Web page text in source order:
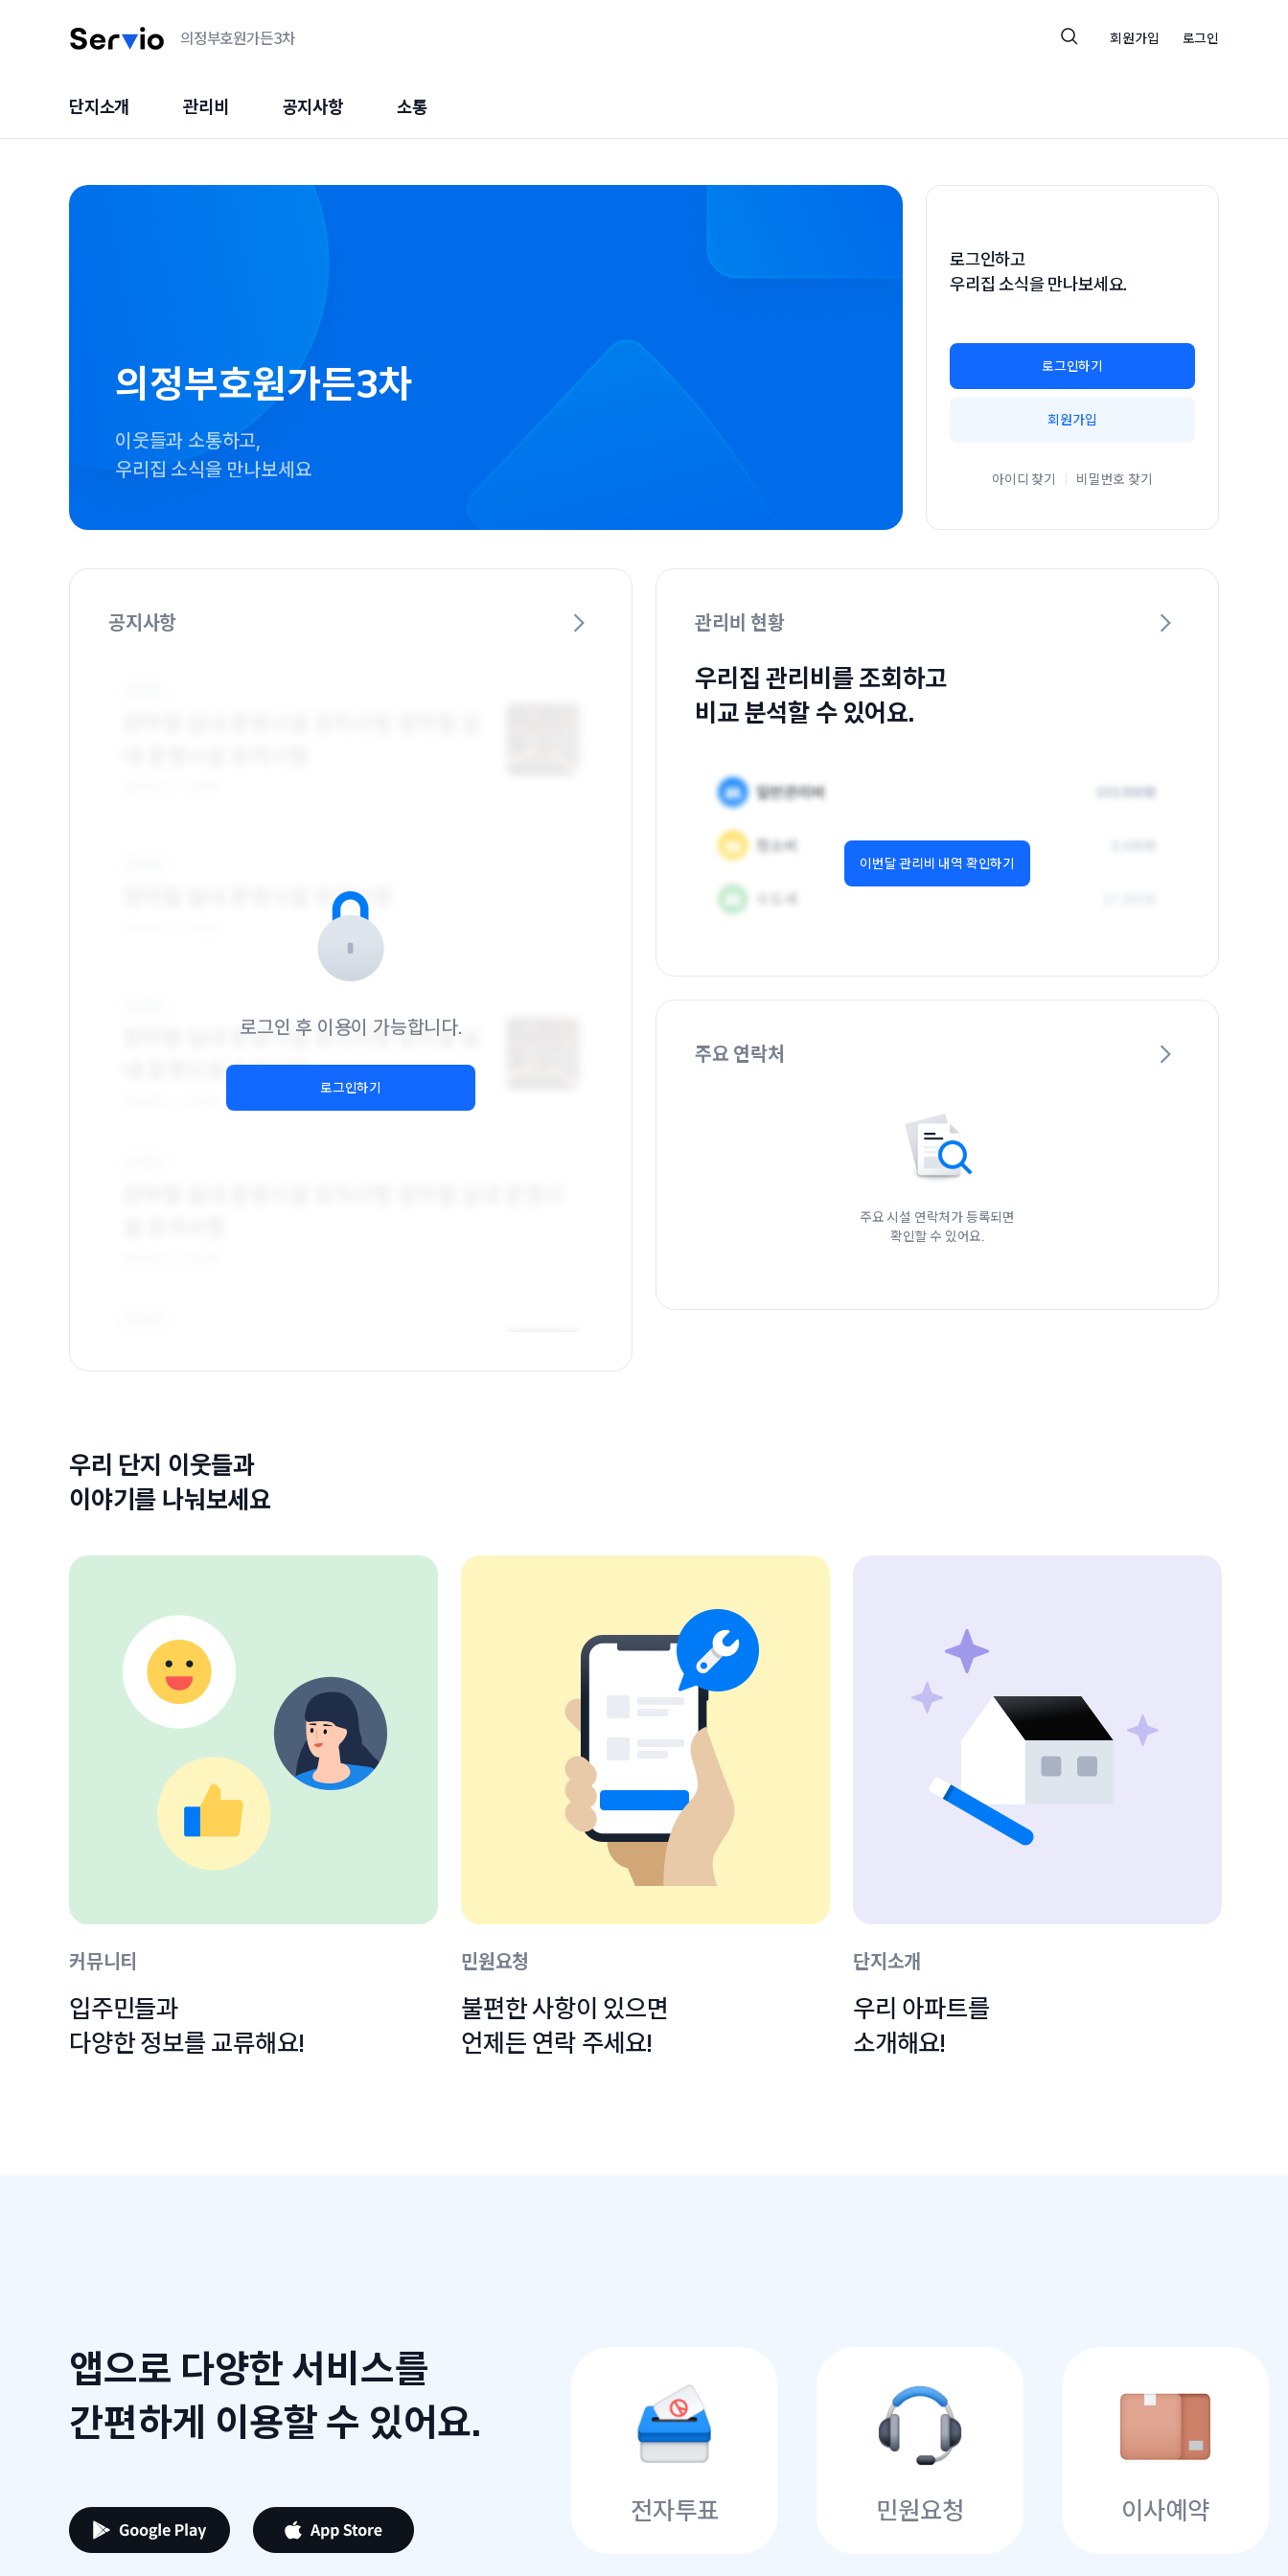
의정부호원가든3차 회원가입 로그인
단지소개 관리비 공지사항 소통
의정부호원가든3차
이웃들과 소통하고,
우리집 소식을 만나보세요
로그인하고
우리집 소식을 만나보세요.
로그인하기
회원가입
아이디 찾기 비밀번호 찾기
공지사항
로그인 후 이용이 가능합니다.
로그인하기
관리비 현황
우리집 관리비를 조회하고
비교 분석할 수 있어요.
이번달 관리비 내역 확인하기
주요 연락처
주요 시설 연락처가 등록되면
확인할 수 있어요.
우리 단지 이웃들과
이야기를 나눠보세요
커뮤니티
입주민들과
다양한 정보를 교류해요!
민원요청
불편한 사항이 있으면
언제든 연락 주세요!
단지소개
우리 아파트를
소개해요!
앱으로 다양한 서비스를
간편하게 이용할 수 있어요.
전자투표 민원요청 이사예약